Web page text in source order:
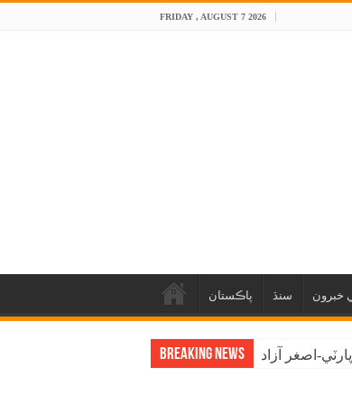
FRIDAY , AUGUST 7 2026
پاڪستان سنڌ خبرون
Breaking News اصغر آزاد